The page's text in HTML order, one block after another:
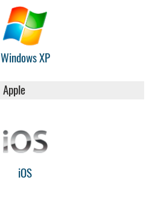
Windows XP
Apple
iOS